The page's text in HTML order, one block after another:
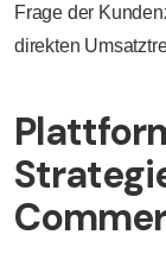
Frage der
direkten